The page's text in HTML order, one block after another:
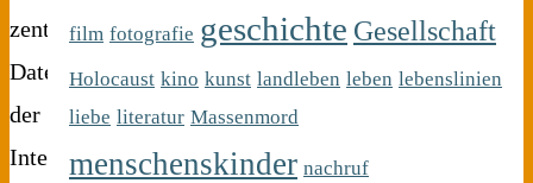
zentralen
Datenbank
der
Internationalen
film fotografie geschichte Gesellschaft
Holocaust kino kunst landleben leben lebenslinien
liebe literatur Massenmord
menschenskinder nachruf